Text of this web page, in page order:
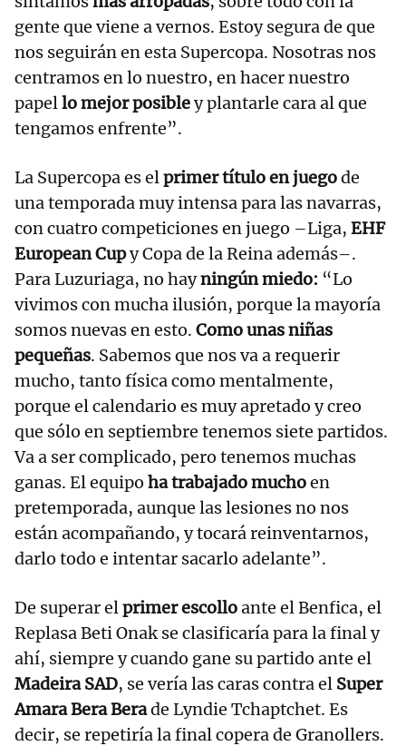
gente que viene a vernos. Estoy segura de que
nos seguirán en esta Supercopa. Nosotras nos
centramos en lo nuestro, en hacer nuestro
papello mejor posibley plantarle cara al que
tengamos enfrente”.
La Supercopa es elprimer título en juegode
una temporada muy intensa para las navarras,
con cuatro competiciones en juego –Liga, EHF
European Cupy Copa de la Reina además–.
Para Luzuriaga, no hayningún miedo: “Lo
vivimos con mucha ilusión, porque la mayoría
somos nuevas en esto. Como unas niñas
pequeñas. Sabemos que nos va a requerir
mucho, tanto física como mentalmente,
porque el calendario es muy apretado y creo
que sólo en septiembre tenemos siete partidos.
Va a ser complicado, pero tenemos muchas
ganas. El equipo ha trabajado muchoen
pretemporada, aunque las lesiones no nos
están acompañando, y tocará reinventarnos,
darlo todo e intentar sacarlo adelante”.
De superar elprimer escolloante el Benfica, el
Replasa Beti Onak se clasificaría para la final y
ahí, siempre y cuando gane su partido ante el
Madeira SAD, se vería las caras contra el Super
Amara Bera Berade Lyndie Tchaptchet. Es
decir, se repetiría la final copera de Granollers.